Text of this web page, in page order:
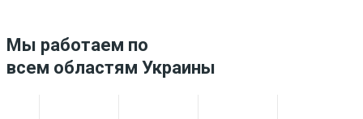
Мы работаем по
всем областям Украины